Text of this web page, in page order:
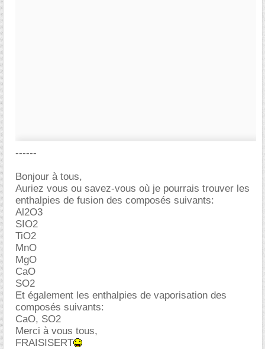
------
Bonjour à tous,
Auriez vous ou savez-vous où je pourrais trouver les
enthalpies de fusion des composés suivants:
Al2O3
SIO2
TiO2
MnO
MgO
CaO
SO2
Et également les enthalpies de vaporisation des
composés suivants:
CaO, SO2
Merci à vous tous,
FRAISISERT